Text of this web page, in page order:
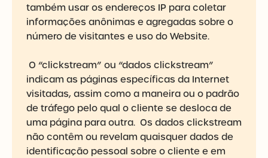
também usar os endereços IP para coletar
informações anônimas e agregadas sobre o
número de visitantes e uso do Website.
O “clickstream” ou “dados clickstream”
indicam as páginas específicas da Internet
visitadas, assim como a maneira ou o padrão
de tráfego pelo qual o cliente se desloca de
uma página para outra. Os dados clickstream
não contêm ou revelam quaisquer dados de
identificação pessoal sobre o cliente e em